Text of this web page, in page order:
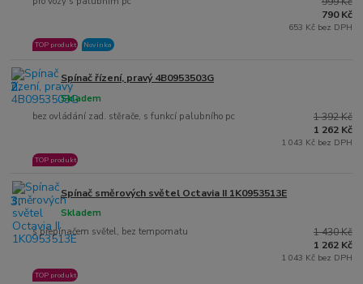
TOP produkt Novinka
790 Kč
653 Kč bez DPH
2. Spínač řízení, pravý 4B0953503G
bez ovládání zad. stěrače, s funkcí palubního pc
Skladem
TOP produkt
1 392 Kč
1 262 Kč
1 043 Kč bez DPH
3. Spínač směrových světel Octavia II 1K0953513E
s přepínačem světel, bez tempomatu
Skladem
TOP produkt
1 430 Kč
1 262 Kč
1 043 Kč bez DPH